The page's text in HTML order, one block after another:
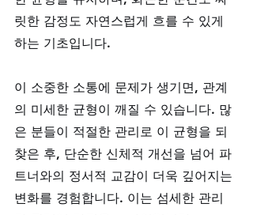
릿한 감정도 자연스럽게 흐를 수 있게
하는 기초입니다.
이 소중한 소통에 문제가 생기면, 관계
의 미세한 균형이 깨질 수 있습니다. 많
은 분들이 적절한 관리로 이 균형을 되
찾은 후, 단순한 신체적 개선을 넘어 파
트너와의 정서적 교감이 더욱 깊어지는
변화를 경험합니다. 이는 섬세한 관리